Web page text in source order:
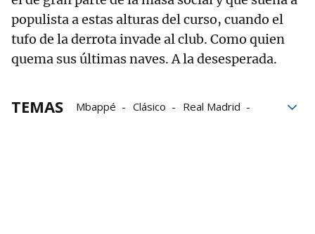
populista a estas alturas del curso, cuando el
tufo de la derrota invade al club. Como quien
quema sus últimas naves. A la desesperada.
TEMAS Mbappé Clásico
Real Madrid